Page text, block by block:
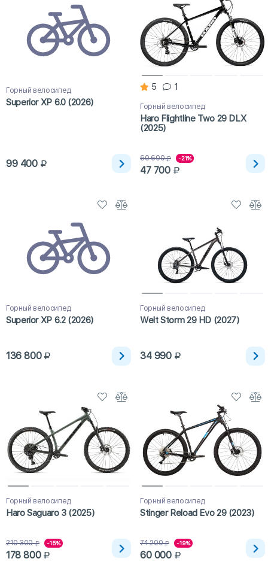
Горный велосипед
Superior XP 6.0 (2026)
99 400
5 1
Горный велосипед
Haro Flightline Two 29 DLX
(2025)
60 600 -21%
47 700
Горный велосипед
Superior XP 6.2 (2026)
136 800
Горный велосипед
Welt Storm 29 HD (2027)
34 990
Горный велосипед
Haro Saguaro 3 (2025)
210 300 -15%
178 800
Горный велосипед
Stinger Reload Evo 29 (2023)
74 200 -19%
60 000